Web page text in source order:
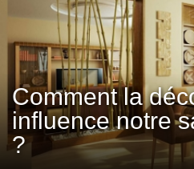
Comment la
influence notre
?